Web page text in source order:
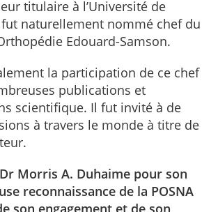
titulaire à l’Université de
naturellement nommé chef du
Edouard-Samson.
la participation de ce chef
publications et
scientifique. Il fut invité à de
à travers le monde à titre de
Morris A. Duhaime pour son
reconnaissance de la POSNA
son engagement et de son